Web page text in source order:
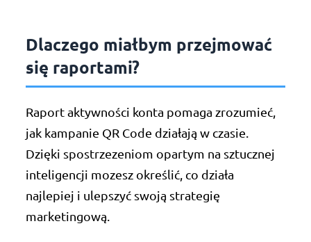
Dlaczego miałbym przejmować
się raportami?
Raport aktywności konta pomaga zrozumieć,
jak kampanie QR Code działają w czasie.
Dzięki spostrzezeniom opartym na sztucznej
inteligencji mozesz określić, co działa
najlepiej i ulepszyć swoją strategię
marketingową.